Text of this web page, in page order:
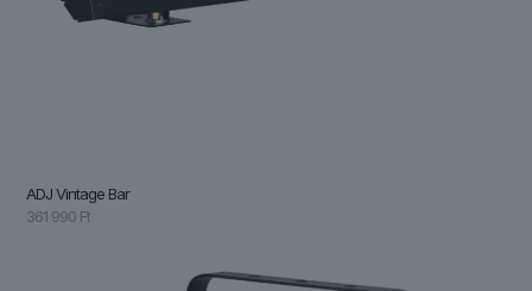
ADJ Vintage Bar
361 990 Ft